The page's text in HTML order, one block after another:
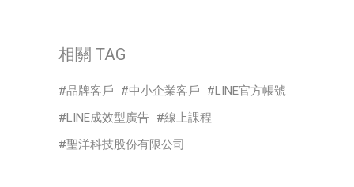
相關 TAG
品牌客戶 中小企業客戶
LINE官方帳號
LINE成效型廣告
線上課程
聖洋科技股份有限公司